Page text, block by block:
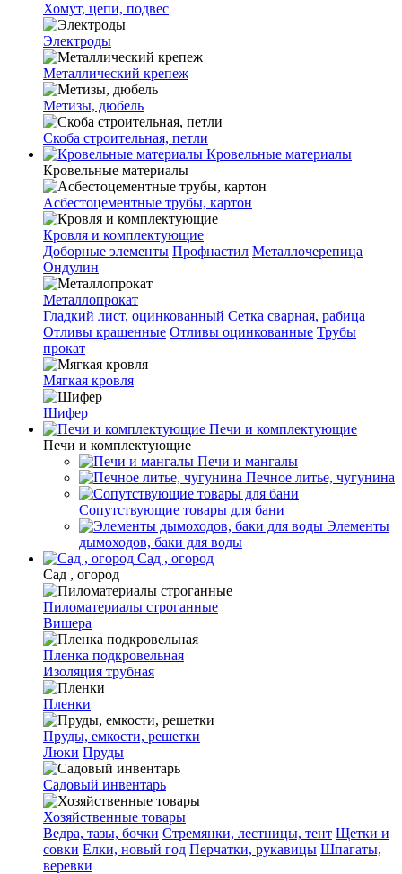
Хомут, цепи, подвес
Электроды
Металлический крепеж
Метизы, дюбель
Скоба строительная, петли
Кровельные материалы
Кровельные материалы
Асбестоцементные трубы, картон
Кровля и комплектующие
Доборные элементы Профнастил Металлочерепица
Ондулин
Металлопрокат
Гладкий лист, оцинкованный Сетка сварная, рабица
Отливы крашенные Отливы оцинкованные Трубы
прокат
Мягкая кровля
Шифер
Печи и комплектующие
Печи и комплектующие
Печи и мангалы
Печное литье, чугунина
Сопутствующие товары для бани
Элементы
дымоходов, баки для воды
Сад , огород
Сад , огород
Пиломатериалы строганные
Вишера
Пленка подкровельная
Изоляция трубная
Пленки
Пруды, емкости, решетки
Люки Пруды
Садовый инвентарь
Хозяйственные товары
Ведра, тазы, бочки Стремянки, лестницы, тент Щетки и
совки Елки, новый год Перчатки, рукавицы Шпагаты,
веревки